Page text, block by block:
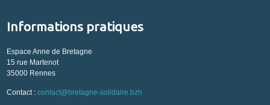
Informations pratiques
Espace Anne de Bretagne
15 rue Martenot
35000 Rennes
Contact : contact@bretagne-solidaire.bzh